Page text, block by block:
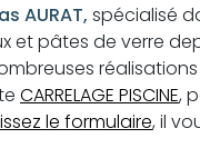
AURAT, spécialisé
et pâtes de verre
CARRELAGE PISCINE,
le formulaire, il